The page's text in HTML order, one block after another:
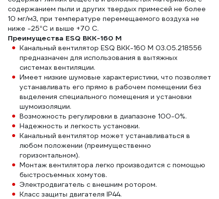
содержанием пыли и других твердых примесей не более
10 мг/м3, при температуре перемещаемого воздуха не
ниже -25°С и выше +70 С.
Преимущества ESQ ВКК-160 М
Канальный вентилятор ESQ ВКК-160 М 03.05.218556
предназначен для использования в вытяжных
системах вентиляции.
Имеет низкие шумовые характеристики, что позволяет
устанавливать его прямо в рабочем помещении без
выделения специального помещения и установки
шумоизоляции.
Возможность регулировки в диапазоне 100-0%.
Надежность и легкость установки.
Канальный вентилятор может устанавливаться в
любом положении (преимущественно
горизонтальном).
Монтаж вентилятора легко производится с помощью
быстросъемных хомутов.
Электродвигатель с внешним ротором.
Класс защиты двигателя IP44.